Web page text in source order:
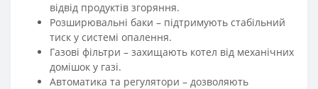
відвід продуктів згоряння.
Розширювальні баки – підтримують стабільний
тиск у системі опалення.
Газові фільтри – захищають котел від механічних
домішок у газі.
Автоматика та регулятори – дозволяють